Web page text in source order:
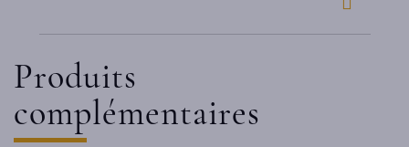
Produits
complémentaires